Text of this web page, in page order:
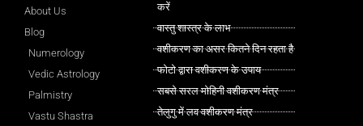
About Us
Blog
Numerology
Vedic Astrology
Palmistry
Vastu Shastra
करें
वास्तु शास्त्र के लाभ
वशीकरण का असर कितने दिन रहता है
फोटो द्वारा वशीकरण के उपाय
सबसे सरल मोहिनी वशीकरण मंत्र
तेलुगु में लव वशीकरण मंत्र